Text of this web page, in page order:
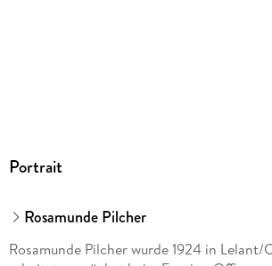
Portrait
Rosamunde Pilcher
Rosamunde Pilcher wurde 1924 in Lelant/